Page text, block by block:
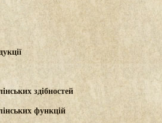
здібностей
функцій